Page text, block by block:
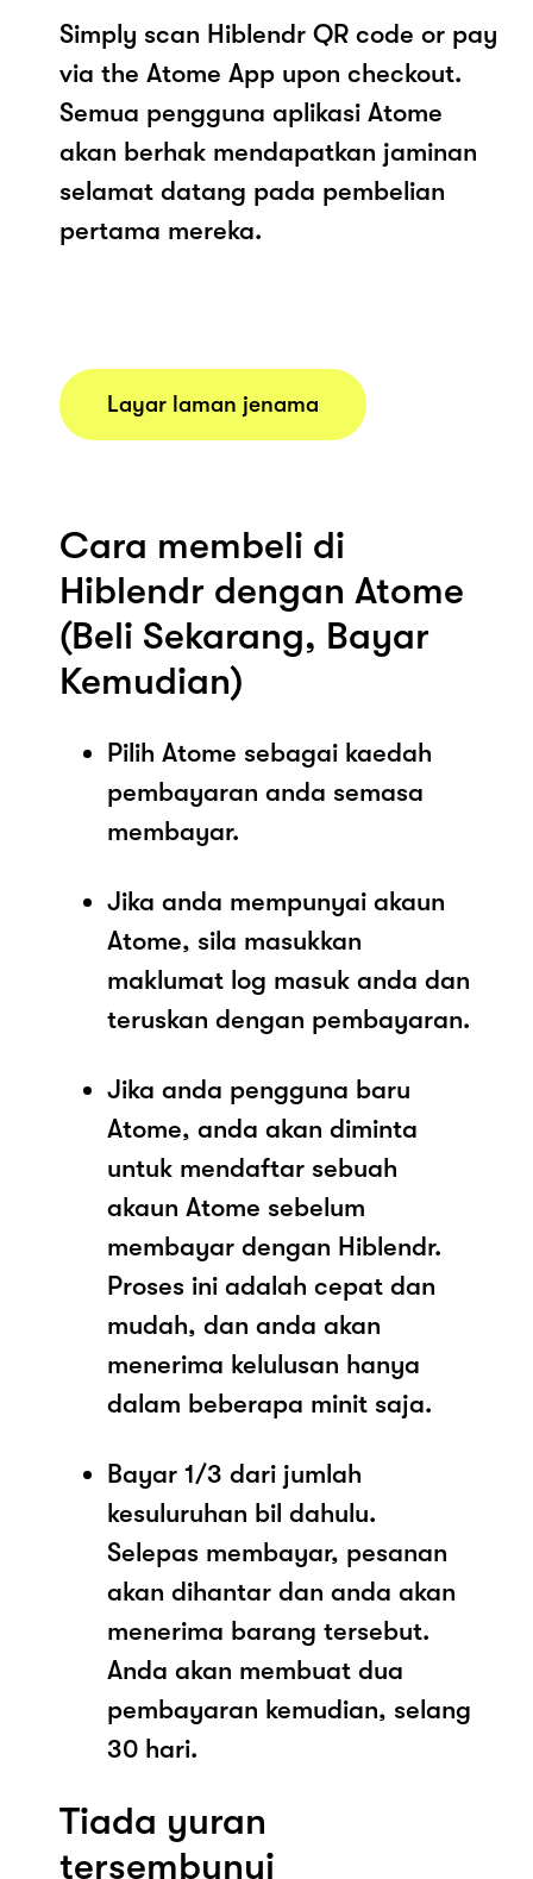
Simply scan Hiblendr QR code or pay
via the Atome App upon checkout.
Semua pengguna aplikasi Atome
akan berhak mendapatkan jaminan
selamat datang pada pembelian
pertama mereka.
Layar laman jenama
Cara membeli di
Hiblendr dengan Atome
(Beli Sekarang, Bayar
Kemudian)
Pilih Atome sebagai kaedah
pembayaran anda semasa
membayar.
Jika anda mempunyai akaun
Atome, sila masukkan
maklumat log masuk anda dan
teruskan dengan pembayaran.
Jika anda pengguna baru
Atome, anda akan diminta
untuk mendaftar sebuah
akaun Atome sebelum
membayar dengan Hiblendr.
Proses ini adalah cepat dan
mudah, dan anda akan
menerima kelulusan hanya
dalam beberapa minit saja.
Bayar 1/3 dari jumlah
kesuluruhan bil dahulu.
Selepas membayar, pesanan
akan dihantar dan anda akan
menerima barang tersebut.
Anda akan membuat dua
pembayaran kemudian, selang
30 hari.
Tiada yuran
tersembunyi